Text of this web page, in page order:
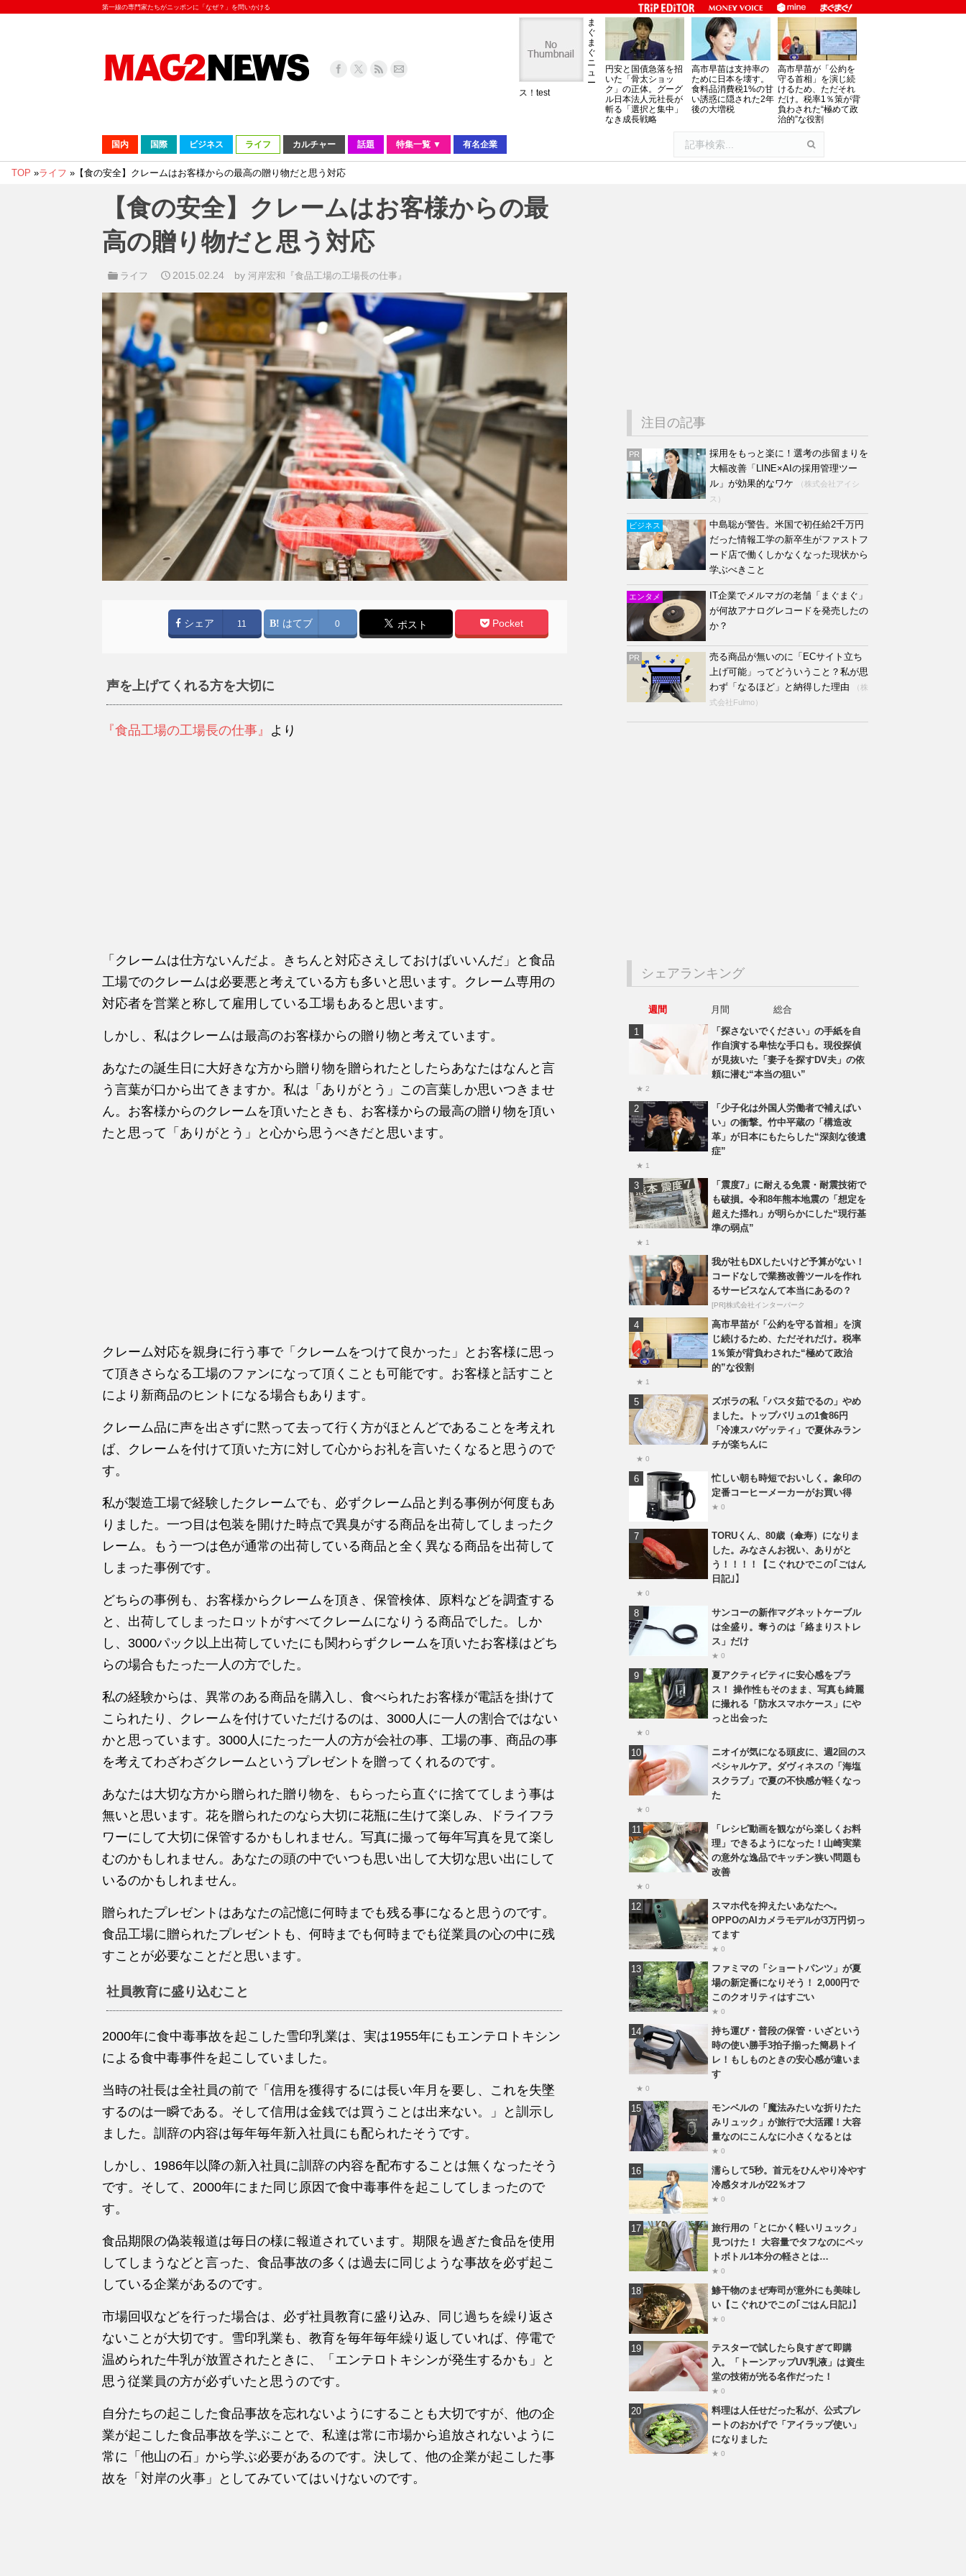
第一線の専門家たちがニッポンに「なぜ？」を問いかける
ま
ぐ
ま
ぐ
ニ
ュ
ー
ス！test
円安と国債急落を招
いた「骨太ショッ
ク」の正体。グーグ
ル日本法人元社長が
斬る「選択と集中」
なき成長戦略
高市早苗は支持率の
ために日本を壊す。
食料品消費税1%の甘
い誘惑に隠された2年
後の大増税
高市早苗が「公約を
守る首相」を演じ続
けるため、ただそれ
だけ。税率1％策が背
負わされた“極めて政
治的”な役割
国内 国際 ビジネス ライフ カルチャー 話題 特集一覧 ▼ 有名企業
TOP »ライフ » 【食の安全】クレームはお客様からの最高の贈り物だと思う対応
【食の安全】クレームはお客様からの最
高の贈り物だと思う対応
ライフ 2015.02.24 by河岸宏和『食品工場の工場長の仕事』
シェア 11 はてブ 0 ポスト Pocket
声を上げてくれる方を大切に
『食品工場の工場長の仕事』 より
「クレームは仕方ないんだよ。きちんと対応さえしておけばいいんだ」と食品
工場でのクレームは必要悪と考えている方も多いと思います。クレーム専用の
対応者を営業と称して雇用している工場もあると思います。
しかし、私はクレームは最高のお客様からの贈り物と考えています。
あなたの誕生日に大好きな方から贈り物を贈られたとしたらあなたはなんと言
う言葉が口から出てきますか。私は「ありがとう」この言葉しか思いつきませ
ん。お客様からのクレームを頂いたときも、お客様からの最高の贈り物を頂い
たと思って「ありがとう」と心から思うべきだと思います。
クレーム対応を親身に行う事で「クレームをつけて良かった」とお客様に思っ
て頂きさらなる工場のファンになって頂くことも可能です。お客様と話すこと
により新商品のヒントになる場合もあります。
クレーム品に声を出さずに黙って去って行く方がほとんどであることを考えれ
ば、クレームを付けて頂いた方に対して心からお礼を言いたくなると思うので
す。
私が製造工場で経験したクレームでも、必ずクレーム品と判る事例が何度もあ
りました。一つ目は包装を開けた時点で異臭がする商品を出荷してしまったク
レーム。もう一つは色が通常の出荷している商品と全く異なる商品を出荷して
しまった事例です。
どちらの事例も、お客様からクレームを頂き、保管検体、原料などを調査する
と、出荷してしまったロットがすべてクレームになりうる商品でした。しか
し、3000パック以上出荷していたにも関わらずクレームを頂いたお客様はどち
らの場合もたった一人の方でした。
私の経験からは、異常のある商品を購入し、食べられたお客様が電話を掛けて
こられたり、クレームを付けていただけるのは、3000人に一人の割合ではない
かと思っています。3000人にたった一人の方が会社の事、工場の事、商品の事
を考えてわざわざクレームというプレゼントを贈ってくれるのです。
あなたは大切な方から贈られた贈り物を、もらったら直ぐに捨ててしまう事は
無いと思います。花を贈られたのなら大切に花瓶に生けて楽しみ、ドライフラ
ワーにして大切に保管するかもしれません。写真に撮って毎年写真を見て楽し
むのかもしれません。あなたの頭の中でいつも思い出して大切な思い出にして
いるのかもしれません。
贈られたプレゼントはあなたの記憶に何時までも残る事になると思うのです。
食品工場に贈られたプレゼントも、何時までも何時までも従業員の心の中に残
すことが必要なことだと思います。
社員教育に盛り込むこと
2000年に食中毒事故を起こした雪印乳業は、実は1955年にもエンテロトキシン
による食中毒事件を起こしていました。
当時の社長は全社員の前で「信用を獲得するには長い年月を要し、これを失墜
するのは一瞬である。そして信用は金銭では買うことは出来ない。」と訓示し
ました。訓辞の内容は毎年毎年新入社員にも配られたそうです。
しかし、1986年以降の新入社員に訓辞の内容を配布することは無くなったそう
です。そして、2000年にまた同じ原因で食中毒事件を起こしてしまったので
す。
食品期限の偽装報道は毎日の様に報道されています。期限を過ぎた食品を使用
してしまうなどと言った、食品事故の多くは過去に同じような事故を必ず起こ
している企業があるのです。
市場回収などを行った場合は、必ず社員教育に盛り込み、同じ過ちを繰り返さ
ないことが大切です。雪印乳業も、教育を毎年毎年繰り返していれば、停電で
温められた牛乳が放置されたときに、「エンテロトキシンが発生するかも」と
思う従業員の方が必ずいたと思うのです。
自分たちの起こした食品事故を忘れないようにすることも大切ですが、他の企
業が起こした食品事故を学ぶことで、私達は常に市場から追放されないように
常に「他山の石」から学ぶ必要があるのです。決して、他の企業が起こした事
故を「対岸の火事」としてみていてはいけないのです。
注目の記事
PR
採用をもっと楽に！選考の歩留まりを
大幅改善「LINE×AIの採用管理ツー
ル」が効果的なワケ
（株式会社アイシ
ス）
ビジネス
中島聡が警告。米国で初任給2千万円
だった情報工学の新卒生がファストフ
ード店で働くしかなくなった現状から
学ぶべきこと
エンタメ
IT企業でメルマガの老舗「まぐまぐ」
が何故アナログレコードを発売したの
か？
PR
売る商品が無いのに「ECサイト立ち
上げ可能」ってどういうこと？私が思
わず「なるほど」と納得した理由
（株
式会社Fulmo）
シェアランキング
週間 月間
総合
「探さないでください」の手紙を自
作自演する卑怯な手口も。現役探偵
が見抜いた「妻子を探すDV夫」の依
頼に潜む“本当の狙い”
★ 2
「少子化は外国人労働者で補えばい
い」の衝撃。竹中平蔵の「構造改
革」が日本にもたらした“深刻な後遺
症”
★ 1
「震度7」に耐える免震・耐震技術で
も破損。令和8年熊本地震の「想定を
超えた揺れ」が明らかにした“現行基
準の弱点”
★ 1
我が社もDXしたいけど予算がない！
コードなしで業務改善ツールを作れ
るサービスなんて本当にあるの？
[PR]株式会社インターパーク
高市早苗が「公約を守る首相」を演
じ続けるため、ただそれだけ。税率
1％策が背負わされた“極めて政治
的”な役割
★ 1
ズボラの私「パスタ茹でるの」やめ
ました。トップバリュの1食86円
「冷凍スパゲッティ」で夏休みラン
チが楽ちんに
★ 0
忙しい朝も時短でおいしく。象印の
定番コーヒーメーカーがお買い得
★ 0
TORUくん、80歳（傘寿）になりま
した。みなさんお祝い、ありがと
う！！！！【こぐれひでこの｢ごはん
日記｣】
★ 0
サンコーの新作マグネットケーブル
は全盛り。奪うのは「絡まりストレ
ス」だけ
★ 0
夏アクティビティに安心感をプラ
ス！ 操作性もそのまま、写真も綺麗
に撮れる「防水スマホケース」にや
っと出会った
★ 0
ニオイが気になる頭皮に、週2回のス
ペシャルケア。ダヴィネスの「海塩
スクラブ」で夏の不快感が軽くなっ
た
★ 0
「レシピ動画を観ながら楽しくお料
理」できるようになった！山崎実業
の意外な逸品でキッチン狭い問題も
改善
★ 0
スマホ代を抑えたいあなたへ。
OPPOのAIカメラモデルが3万円切っ
てます
★ 0
ファミマの「ショートパンツ」が夏
場の新定番になりそう！ 2,000円で
このクオリティはすごい
★ 0
持ち運び・普段の保管・いざという
時の使い勝手3拍子揃った簡易トイ
レ！もしものときの安心感が違いま
す
★ 0
モンベルの「魔法みたいな折りたた
みリュック」が旅行で大活躍！大容
量なのにこんなに小さくなるとは
★ 0
濡らして5秒。首元をひんやり冷やす
冷感タオルが22％オフ
★ 0
旅行用の「とにかく軽いリュック」
見つけた！ 大容量でタフなのにペッ
トボトル1本分の軽さとは…
★ 0
鯵干物のまぜ寿司が意外にも美味し
い【こぐれひでこの｢ごはん日記｣】
★ 0
テスターで試したら良すぎて即購
入。「トーンアップUV乳液」は資生
堂の技術が光る名作だった！
★ 0
料理は人任せだった私が、公式プレ
ートのおかげで「アイラップ使い」
になりました
★ 0